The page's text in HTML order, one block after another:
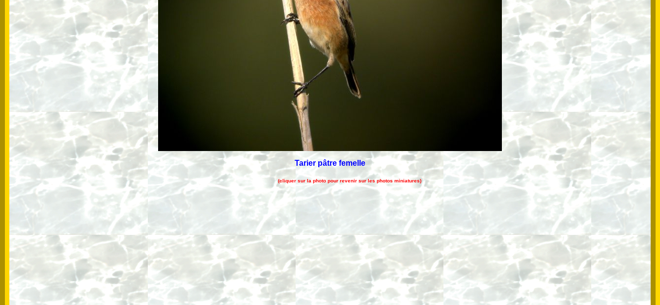
Tarier pâtre femelle
(cliquer sur la photo pour revenir sur les photos miniatures)